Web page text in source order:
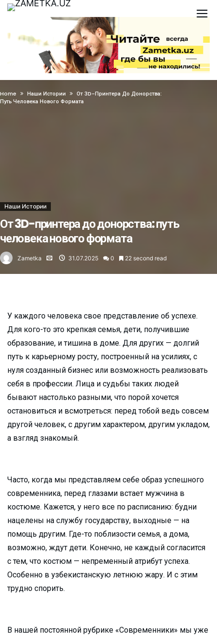
Home Наши Истории
От 3D-Принтера До Донорства:
Путь Человека Нового Формата
Наши Истории
От 3D-принтера до донорства: путь
человека нового формата
Zametka 31.07.2025 0 22 second read
У каждого человека свое представление об успехе.
Для кого-то это крепкая семья, дети, получившие
образование, и тишина в доме. Для других — долгий
путь к карьерному росту, построенный на усилиях, с
нуля созданный бизнес или возможность реализовать
себя в профессии. Лица и судьбы таких людей
бывают настолько разными, что порой хочется
остановиться и всмотреться: перед тобой ведь совсем
другой человек, с другим характером, другим укладом,
а взгляд знакомый.
Часто, когда мы представляем себе образ успешного
современника, перед глазами встает мужчина в
костюме. Кажется, у него все по расписанию: будни
нацелены на службу государству, выходные — на
помощь другим. Где-то поблизости семья, а дома,
возможно, ждут дети. Конечно, не каждый согласится
с тем, что костюм — непременный атрибут успеха.
Особенно в узбекистанскую летнюю жару. И с этим
трудно спорить.
В нашей постоянной рубрике «Современники» мы уже